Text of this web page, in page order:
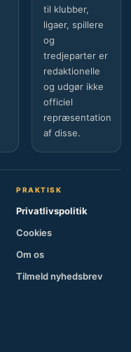
til klubber,
ligaer, spillere
og
tredjeparter er
redaktionelle
og udgør ikke
officiel
repræsentation
af disse.
PRAKTISK
Privatlivspolitik
Cookies
Om os
Tilmeld nyhedsbrev